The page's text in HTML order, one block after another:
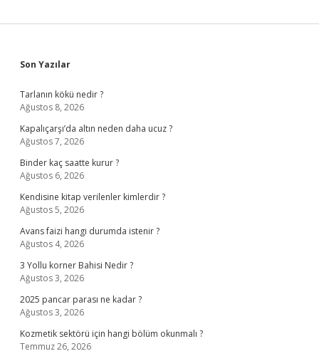
Sidebar
Son Yazılar
Tarlanın kökü nedir ?
Ağustos 8, 2026
Kapalıçarşı’da altın neden daha ucuz ?
Ağustos 7, 2026
Binder kaç saatte kurur ?
Ağustos 6, 2026
Kendisine kitap verilenler kimlerdir ?
Ağustos 5, 2026
Avans faizi hangi durumda istenir ?
Ağustos 4, 2026
3 Yollu korner Bahisi Nedir ?
Ağustos 3, 2026
2025 pancar parası ne kadar ?
Ağustos 3, 2026
Kozmetik sektörü için hangi bölüm okunmalı ?
Temmuz 26, 2026